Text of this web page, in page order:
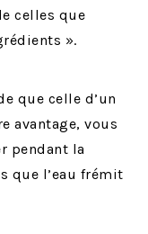
celles que
».
que celle d’un
avantage, vous
pendant la
que l’eau frémit